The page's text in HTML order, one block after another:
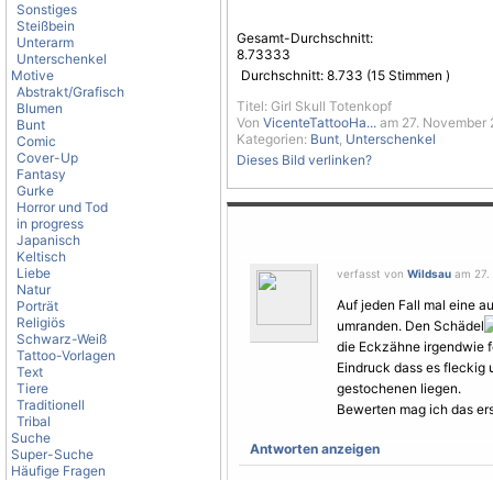
Sonstiges
Steißbein
Unterarm
Unterschenkel
Motive
Abstrakt/Grafisch
Blumen
Bunt
Comic
Cover-Up
Fantasy
Gurke
Horror und Tod
in progress
Japanisch
Keltisch
Liebe
Natur
Porträt
Religiös
Schwarz-Weiß
Tattoo-Vorlagen
Text
Tiere
Traditionell
Tribal
Suche
Super-Suche
Häufige Fragen
Gesamt-Durchschnitt:
8.73333
Durchschnitt: 8.733 (15 Stimmen )
Titel: Girl Skull Totenkopf
Von VicenteTattooHa... am 27. November
Kategorien: Bunt, Unterschenkel
Dieses Bild verlinken?
verfasst von Wildsau am 27.
Auf jeden Fall mal eine
umranden. Den Schädel
die Eckzähne irgendwie
Eindruck dass es fleckig
gestochenen liegen.
Bewerten mag ich das
Antworten anzeigen